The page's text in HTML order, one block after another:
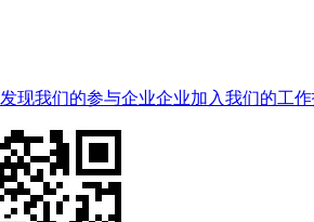
发现我们的参与企业企业加入我们的工作